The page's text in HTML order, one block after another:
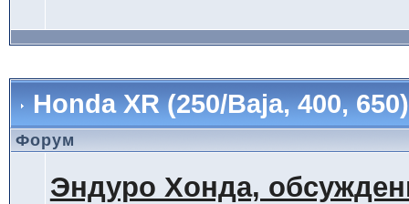
Honda XR (250/Baja, 400,
Форум
Эндуро Хонда,